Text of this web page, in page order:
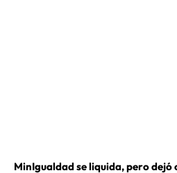
MinIgualdad se liquida, pero dejó